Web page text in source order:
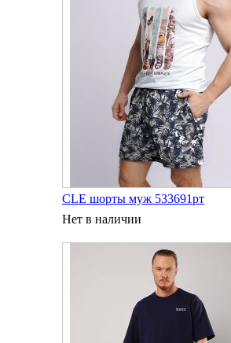
CLE шорты муж 533691рт
Нет в наличии